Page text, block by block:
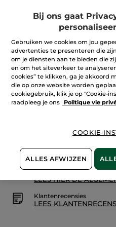
reviews.
Pure
Menthe
reinigingsgel
Aantal
IN
Bezorging vanaf
12/08
Veilige betaling
De promoties die
vergelijking met de
Algemene Voorwaarden
LEES HIER DE
Klantenrecensies
LEES
Bij ons gaat
Gebruiken we cookies om jou
advertenties te presenteren die
om je diensten aan te bieden die
en om het siteverkeer te
cookies” te klikken, ga je akkoord
die op onze website worden
cookiegebruik, klik je op "Cookie-
raadpleeg je ons
Politique vie
COOKIE-
ALLES AFWIJZEN